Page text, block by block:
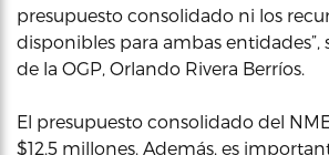
presupuesto consolidado ni los
disponibles para ambas entidades”,
de la OGP, Orlando Rivera Berríos.
El presupuesto consolidado del
$12.5 millones. Además, es